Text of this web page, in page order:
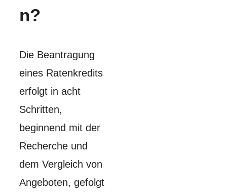
n?
Die Beantragung
eines Ratenkredits
erfolgt in acht
Schritten,
beginnend mit der
Recherche und
dem Vergleich von
Angeboten, gefolgt